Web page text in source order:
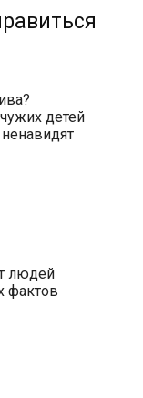
детей
людей
фактов